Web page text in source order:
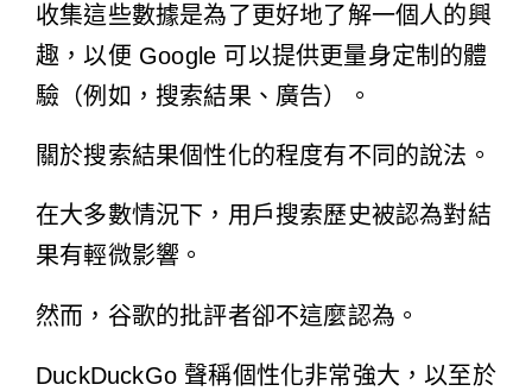
收集這些數據是為了更好地了解一個人的興
趣，以便 Google 可以提供更量身定制的體
驗（例如，搜索結果、廣告）。
關於搜索結果個性化的程度有不同的說法。
在大多數情況下，用戶搜索歷史被認為對結
果有輕微影響。
然而，谷歌的批評者卻不這麼認為。
DuckDuckGo 聲稱個性化非常強大，以至於